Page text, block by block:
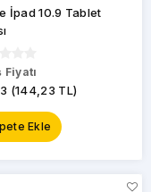
İpad 10.9 Tablet
Fiyatı
(144,23 TL)
Ekle